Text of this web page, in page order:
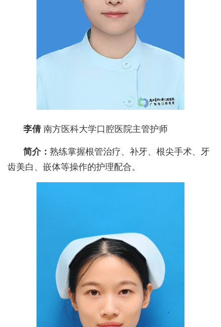
李倩 南方医科大学口腔医院主管护师
简介： 熟练掌握根管治疗、补牙、根尖手术、牙
齿美白、嵌体等操作的护理配合。